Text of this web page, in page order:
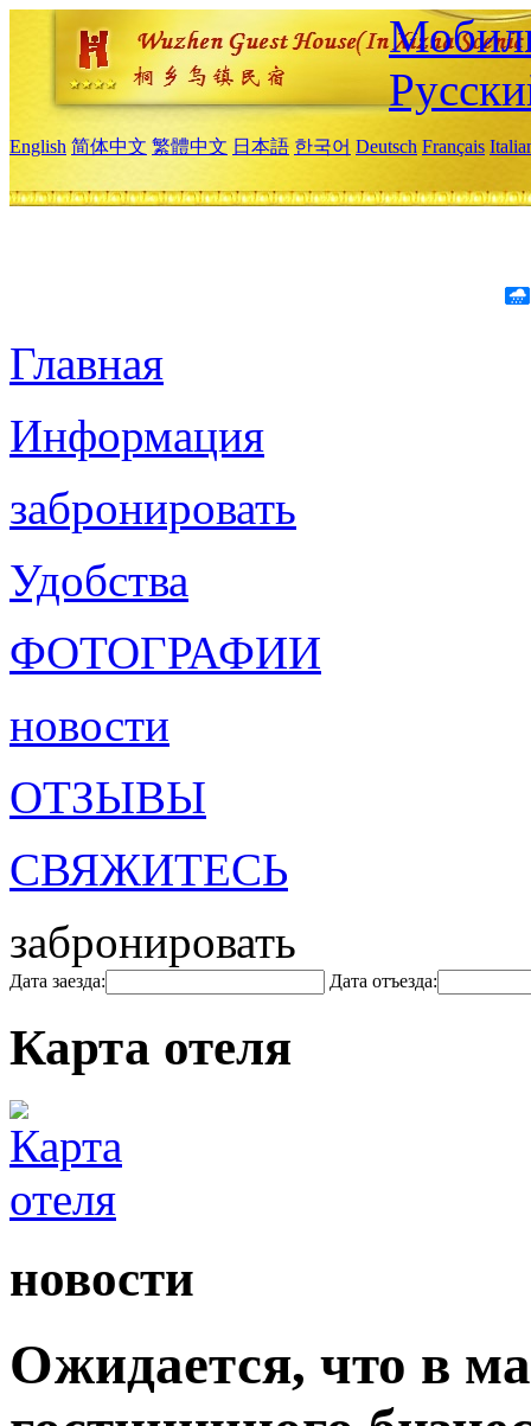
English 简体中文 繁體中文 日本語 한국어 Deutsch Français
Главная
Информация
забронировать
Удобства
ФОТОГРАФИИ
новости
ОТЗЫВЫ
СВЯЖИТЕСЬ
забронировать
Дата заезда: Дата отъезда:
Карта отеля
новости
Ожидается, что в